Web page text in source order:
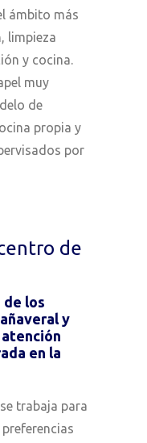
ámbito más
limpieza
y cocina.
muy
de
propia y
por
de
de los
y
en la
trabaja para